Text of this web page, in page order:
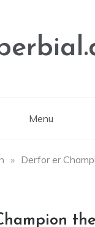
Menu
» Derfor er